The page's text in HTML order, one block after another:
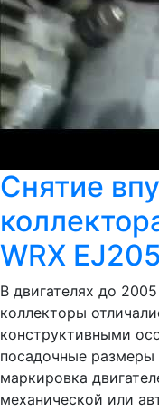
Снятие
WRX EJ205
В двигателях до
коллекторы
конструктивными
посадочные
маркировка
механической или